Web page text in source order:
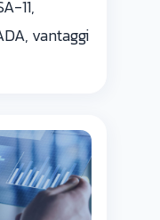
11,
vantaggi